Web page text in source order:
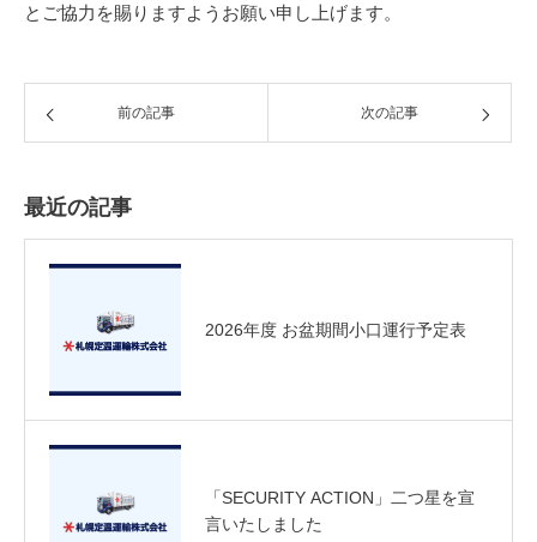
とご協力を賜りますようお願い申し上げます。
前の記事 次の記事
最近の記事
2026年度 お盆期間小口運行予定表
「SECURITY ACTION」二つ星を宣
言いたしました